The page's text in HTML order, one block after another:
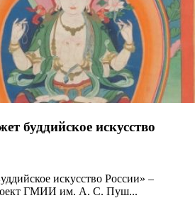
буддийское искусство
искусство России» –
ГМИИ им. А. С. Пуш...